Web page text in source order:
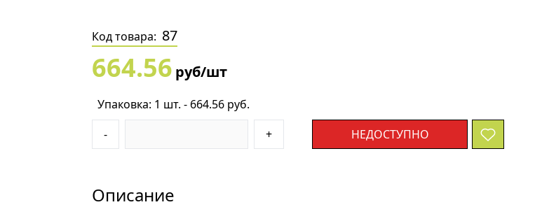
Код товара: 87
664.56 руб/шт
Упаковка: 1 шт. - 664.56 руб.
-
+ НЕДОСТУПНО
Описание